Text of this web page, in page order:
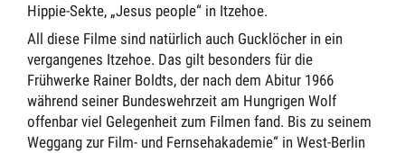
Hippie-Sekte, „Jesus people“ in Itzehoe.
All diese Filme sind natürlich auch Gucklöcher in ein
vergangenes Itzehoe. Das gilt besonders für die
Frühwerke Rainer Boldts, der nach dem Abitur 1966
während seiner Bundeswehrzeit am Hungrigen Wolf
offenbar viel Gelegenheit zum Filmen fand. Bis zu seinem
Weggang zur Film- und Fernsehakademie“ in West-Berlin